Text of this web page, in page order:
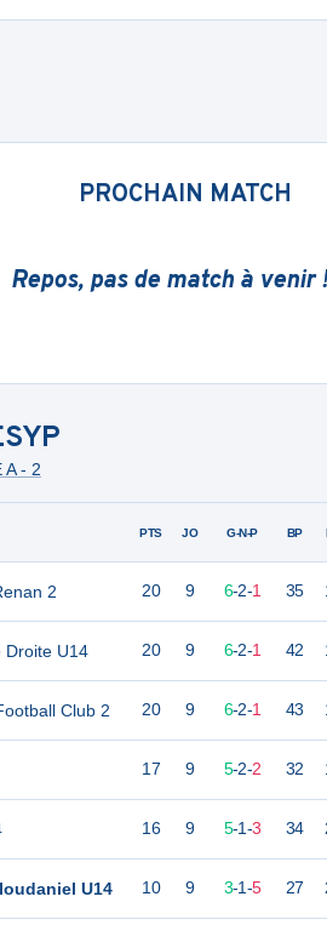
PROCHAIN MATCH
Repos, pas de match à venir
A - 2
2
Droite U14
Club 2
U14
PTS JO G-N-P BP
20 9 6-2-1 35
20 9 6-2-1 42
20 9 6-2-1 43
17 9 5-2-2 32
16 9 5-1-3 34
10 9 3-1-5 27